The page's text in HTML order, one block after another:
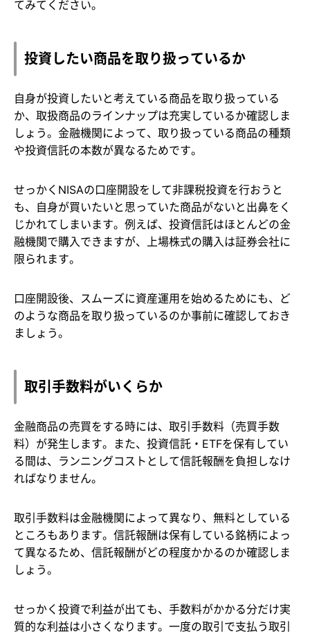
てみてください。
投資したい商品を取り扱っているか
自身が投資したいと考えている商品を取り扱っている
か、取扱商品のラインナップは充実しているか確認しま
しょう。金融機関によって、取り扱っている商品の種類
や投資信託の本数が異なるためです。
せっかくNISAの口座開設をして非課税投資を行おうと
も、自身が買いたいと思っていた商品がないと出鼻をく
じかれてしまいます。例えば、投資信託はほとんどの金
融機関で購入できますが、上場株式の購入は証券会社に
限られます。
口座開設後、スムーズに資産運用を始めるためにも、ど
のような商品を取り扱っているのか事前に確認しておき
ましょう。
取引手数料がいくらか
金融商品の売買をする時には、取引手数料（売買手数
料）が発生します。また、投資信託・ETFを保有してい
る間は、ランニングコストとして信託報酬を負担しなけ
ればなりません。
取引手数料は金融機関によって異なり、無料としている
ところもあります。信託報酬は保有している銘柄によっ
て異なるため、信託報酬がどの程度かかるのか確認しま
しょう。
せっかく投資で利益が出ても、手数料がかかる分だけ実
質的な利益は小さくなります。一度の取引で支払う取引